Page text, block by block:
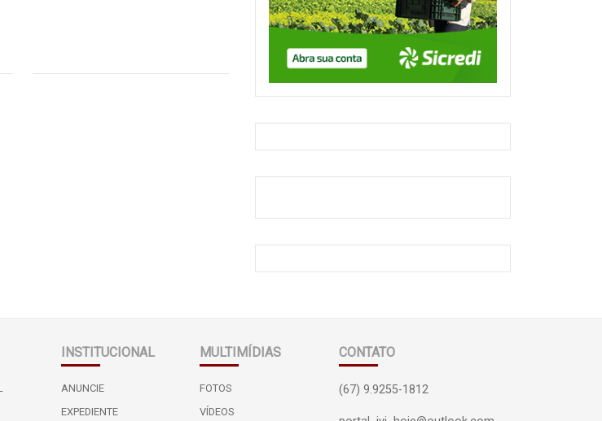
INSTITUCIONAL
ANUNCIE
EXPEDIENTE
MULTIMÍDIAS
FOTOS
VÍDEOS
CONTATO
(67) 9.9255-1812